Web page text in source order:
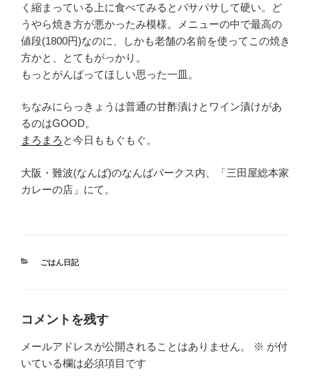
く縮まっている上に食べてみるとパサパサして硬い。ど
うやら焼き方が悪かったみ模様。メニューの中で最高の
値段(1800円)なのに、しかも老舗の名前を使ってこの焼き
方かと、とてもがっかり。
もっとがんばってほしい思った一皿。
ちなみにらっきょうは普通の甘酢漬けとワイン漬けがあ
るのはGOOD。
まろまろ と今日ももぐもぐ。
大阪・難波(なんば)のなんばパークス内、「三田屋総本家
カレーの店」にて。
カ
ごはん日記
コメントを残す
メールアドレスが公開されることはありません。 ※ が付
いている欄は必須項目です